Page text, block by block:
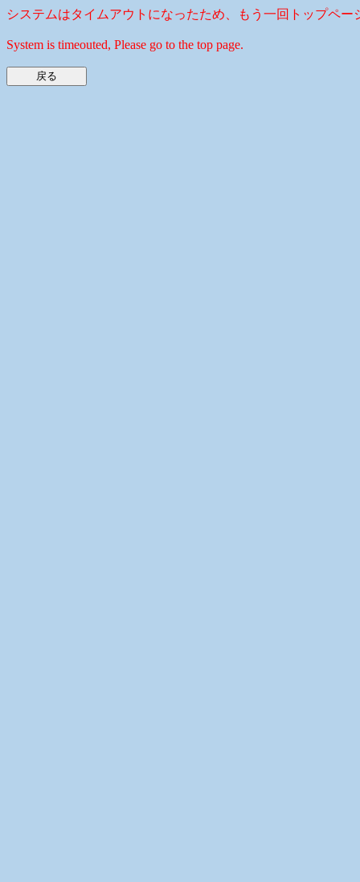
システムはタイムアウトになったため、もう一回トップペー
System is timeouted, Please go to the top page.